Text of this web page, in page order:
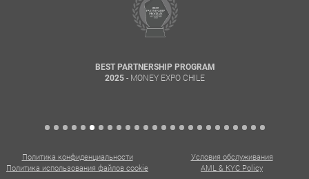
BEST PARTNERSHIP PROGRAM
2025 - MONEY EXPO CHILE
Политика конфиденциальности
Условия обслуживания
Политика использования файлов cookie
AML & KYC Policy